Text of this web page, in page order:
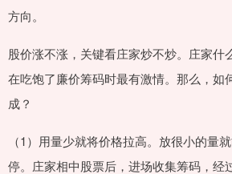
方向。
股价涨不涨，关键看庄家炒不炒。庄家什
在吃饱了廉价筹码时最有激情。那么，如
成？
（1）用量少就将价格拉高。放很小的量
停。庄家相中股票后，进场收集筹码，经